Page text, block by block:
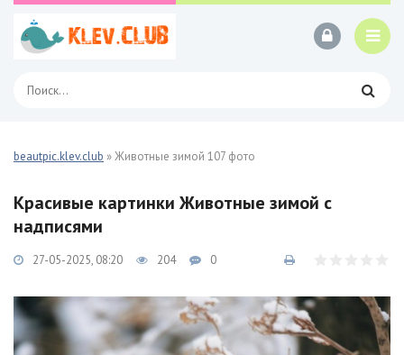
beautpic.klev.club » Животные зимой 107 фото
Красивые картинки Животные зимой с
надписями
27-05-2025, 08:20 204 0